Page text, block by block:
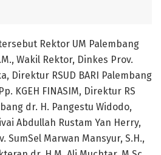
Rektor UM Palembang
Wakil Rektor, Dinkes Prov.
Direktur RSUD BARI Palembang
KGEH FINASIM, Direktur RS
dr. H. Pangestu Widodo,
Abdullah Rustam Yan Herry,
SumSel Marwan Mansyur, S.H.,